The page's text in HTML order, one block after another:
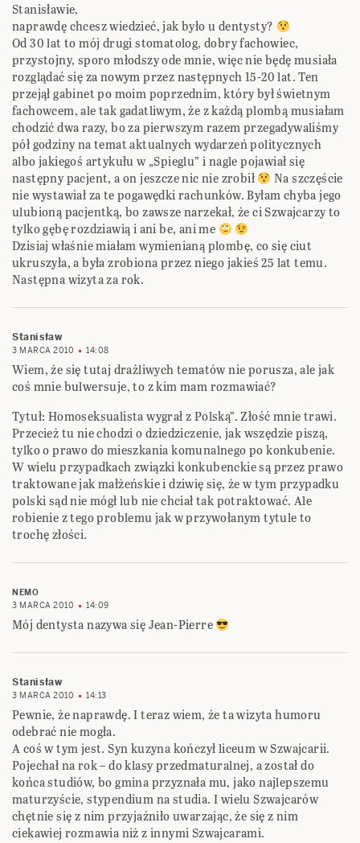
Stanisławie,
naprawdę chcesz wiedzieć, jak było u dentysty?
Od 30 lat to mój drugi stomatolog, dobry fachowiec,
przystojny, sporo młodszy ode mnie, więc nie będę musiała
rozglądać się za nowym przez następnych 15-20 lat. Ten
przejął gabinet po moim poprzednim, który był świetnym
fachowcem, ale tak gadatliwym, że z każdą plombą musiałam
chodzić dwa razy, bo za pierwszym razem przegadywaliśmy
pół godziny na temat aktualnych wydarzeń politycznych
albo jakiegoś artykułu w „Spieglu” i nagle pojawiał się
następny pacjent, a on jeszcze nic nie zrobił
Na szczęście
nie wystawiał za te pogawędki rachunków. Byłam chyba jego
ulubioną pacjentką, bo zawsze narzekał, że ci Szwajcarzy to
tylko gębę rozdziawią i ani be, ani me
Dzisiaj właśnie miałam wymienianą plombę, co się ciut
ukruszyła, a była zrobiona przez niego jakieś 25 lat temu.
Następna wizyta za rok.
Stanisław
3 MARCA 2010 14:08
Wiem, że się tutaj drażliwych tematów nie porusza, ale jak
coś mnie bulwersuje, to z kim mam rozmawiać?
Tytuł: Homoseksualista wygrał z Polską”. Złość mnie trawi.
Przecież tu nie chodzi o dziedziczenie, jak wszędzie piszą,
tylko o prawo do mieszkania komunalnego po konkubenie.
W wielu przypadkach związki konkubenckie są przez prawo
traktowane jak małżeńskie i dziwię się, że w tym przypadku
polski sąd nie mógł lub nie chciał tak potraktować. Ale
robienie z tego problemu jak w przywołanym tytule to
trochę złości.
NEMO
3 MARCA 2010
14:09
Mój dentysta nazywa się Jean-Pierre
Stanisław
3 MARCA 2010 14:13
Pewnie, że naprawdę. I teraz wiem, że ta wizyta humoru
odebrać nie mogła.
A coś w tym jest. Syn kuzyna kończył liceum w Szwajcarii.
Pojechał na rok – do klasy przedmaturalnej, a został do
końca studiów, bo gmina przyznała mu, jako najlepszemu
maturzyście, stypendium na studia. I wielu Szwajcarów
chętnie się z nim przyjaźniło uwarzając, że się z nim
ciekawiej rozmawia niż z innymi Szwajcarami.